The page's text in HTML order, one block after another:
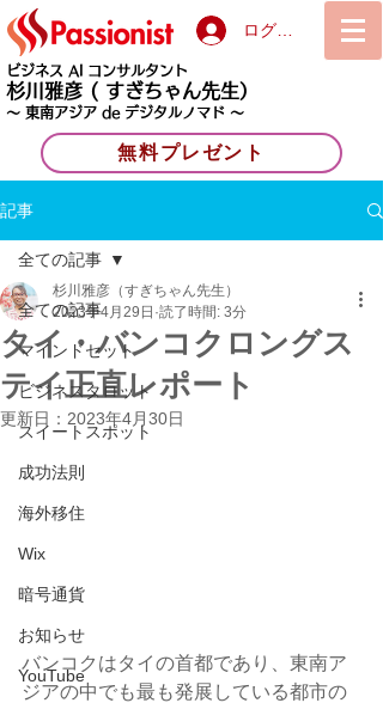
ログイン
ビジネス AI コンサルタント
杉川雅彦 ( すぎちゃん先生）
〜 東南アジア de デジタルノマド 〜
無料プレゼント
記事
全ての記事
マインドセット
ビジネスタロット
スイートスポット
成功法則
海外移住
Wix
暗号通貨
お知らせ
YouTube
全ての記事
タイ・バンコクロングス
テイ正直レポート
杉川雅彦（すぎちゃん先生）
2023年4月29日 読了時間: 3分
更新日： 2023年4月30日
バンコクはタイの首都であり、東南ア
ジアの中でも最も発展している都市の